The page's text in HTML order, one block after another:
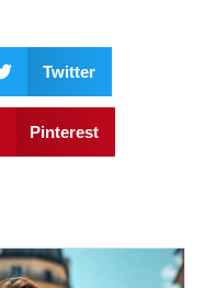
Twitter
Pinterest